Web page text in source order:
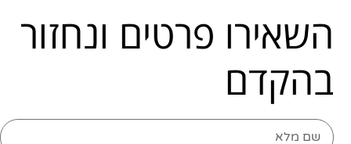
השאירו פרטים ונחזור
בהקדם